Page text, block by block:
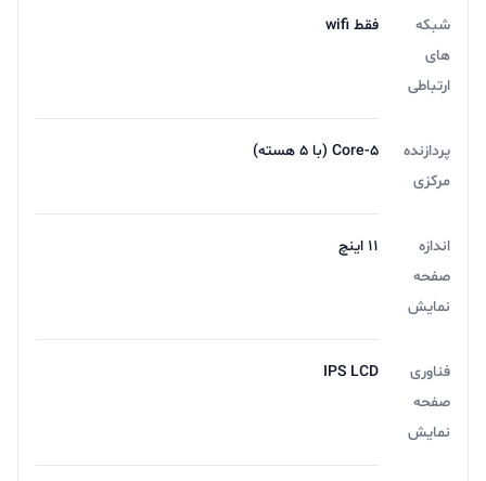
شبکه
های
ارتباطی
فقط wifi
پردازنده
مرکزی
۵-Core (با ۵ هسته)
اندازه
صفحه
نمایش
11 اینچ
فناوری
صفحه‌
نمایش
IPS LCD